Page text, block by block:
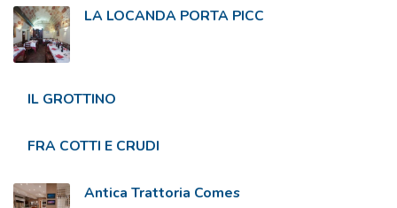
LA LOCANDA PORTA PICC
IL GROTTINO
FRA COTTI E CRUDI
Antica Trattoria Comes